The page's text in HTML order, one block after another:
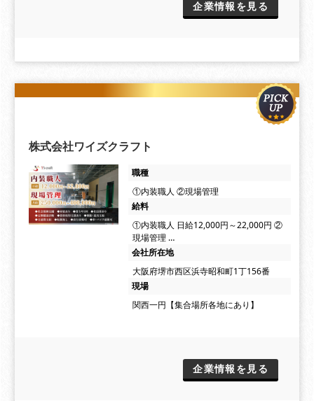
企業情報を見る
株式会社ワイズクラフト
職種
①内装職人 ②現場管理
給料
①内装職人 日給12,000円～22,000円 ②
現場管理 …
会社所在地
大阪府堺市西区浜寺昭和町1丁156番
現場
関西一円【集合場所各地にあり】
企業情報を見る